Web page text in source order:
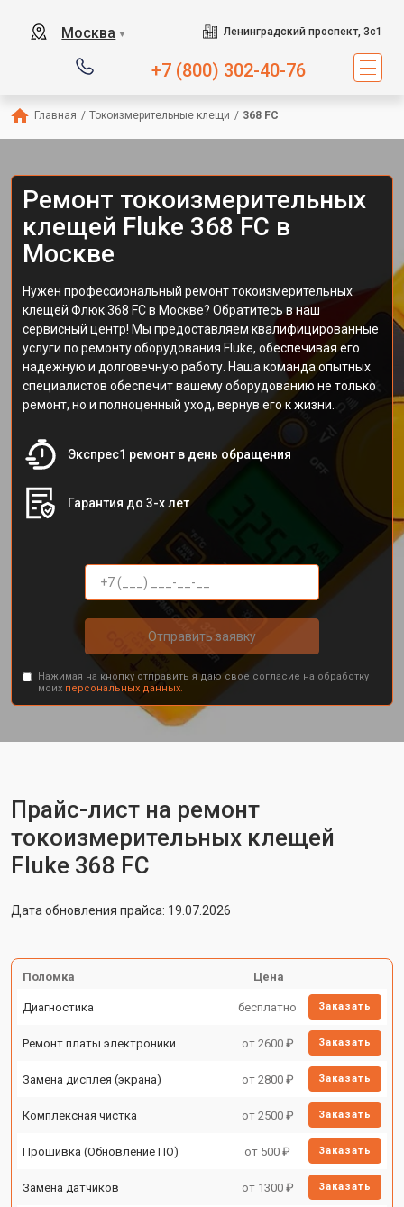
Москва ▼ Ленинградский проспект, 3с1
+7 (800) 302-40-76
Главная / Токоизмерительные клещи / 368 FC
Ремонт токоизмерительных
клещей Fluke 368 FC в
Москве
Нужен профессиональный ремонт токоизмерительных
клещей Флюк 368 FC в Москве? Обратитесь в наш
сервисный центр! Мы предоставляем квалифицированные
услуги по ремонту оборудования Fluke, обеспечивая его
надежную и долговечную работу. Наша команда опытных
специалистов обеспечит вашему оборудованию не только
ремонт, но и полноценный уход, вернув его к жизни.
Экспрес1 ремонт в день обращения
Гарантия до 3-х лет
Отправить заявку
Нажимая на кнопку отправить я даю свое согласие на обработку
моих персональных данных.
Прайс-лист на ремонт
токоизмерительных клещей
Fluke 368 FC
Дата обновления прайса: 19.07.2026
Поломка Цена
Диагностика бесплатно Заказать
Ремонт платы электроники от 2600 ₽ Заказать
Замена дисплея (экрана) от 2800 ₽ Заказать
Комплексная чистка от 2500 ₽ Заказать
Прошивка (Обновление ПО) от 500 ₽ Заказать
Замена датчиков от 1300 ₽ Заказать